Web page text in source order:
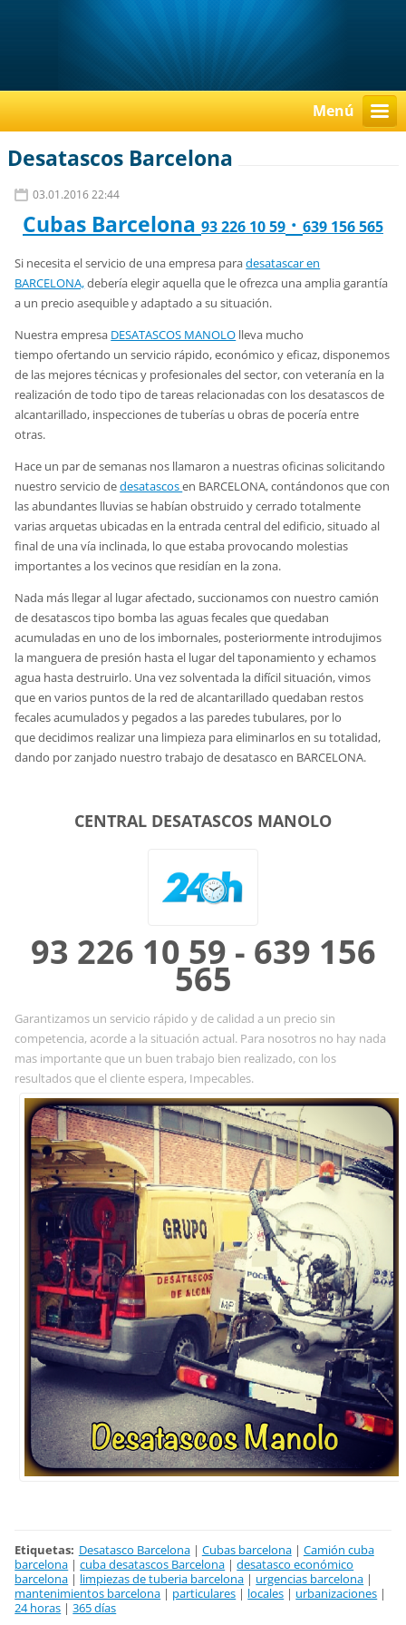
Menú
Desatascos Barcelona
03.01.2016 22:44
Cubas Barcelona 93 226 10 59 · 639 156 565
Si necesita el servicio de una empresa paradesatascar en
BARCELONA,debería elegir aquella que le ofrezca una amplia garantía
a un precio asequible y adaptado a su situación.
Nuestra empresa DESATASCOS MANOLO lleva mucho
tiempo ofertando un servicio rápido, económico y eficaz, disponemos
de las mejores técnicas y profesionales del sector, con veteranía en la
realización de todo tipo de tareas relacionadas con los desatascos de
alcantarillado, inspecciones de tuberías u obras de pocería entre
otras.
Hace un par de semanas nos llamaron a nuestras oficinas solicitando
nuestro servicio dedesatascosen BARCELONA, contándonos que con
las abundantes lluvias se habían obstruido y cerrado totalmente
varias arquetas ubicadas en la entrada central del edificio, situado al
final de una vía inclinada, lo que estaba provocando molestias
importantes a los vecinos que residían en la zona.
Nada más llegar al lugar afectado, succionamos con nuestro camión
de desatascos tipo bomba las aguas fecales que quedaban
acumuladas en uno de los imbornales, posteriormente introdujimos
la manguera de presión hasta el lugar del taponamiento y echamos
agua hasta destruirlo. Una vez solventada la difícil situación, vimos
que en varios puntos de la red de alcantarillado quedaban restos
fecales acumulados y pegados a las paredes tubulares, por lo
que decidimos realizar una limpieza para eliminarlos en su totalidad,
dando por zanjado nuestro trabajo de desatasco en BARCELONA.
CENTRAL DESATASCOS MANOLO
93 226 10 59 - 639 156
565
Garantizamos un servicio rápido y de calidad a un precio sin
competencia, acorde a la situación actual. Para nosotros no hay nada
mas importante que un buen trabajo bien realizado, con los
resultados que el cliente espera, Impecables.
Etiquetas: Desatasco Barcelona | Cubas barcelona | Camión cuba
barcelona | cuba desatascos Barcelona | desatasco económico
barcelona | limpiezas de tuberia barcelona | urgencias barcelona |
mantenimientos barcelona | particulares | locales | urbanizaciones |
24 horas | 365 días